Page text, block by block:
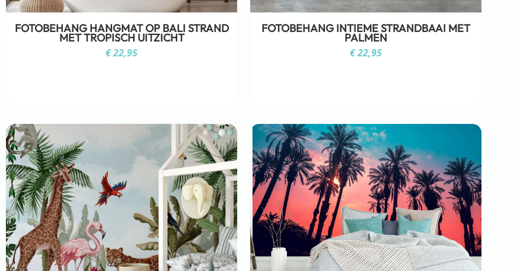
FOTOBEHANG HANGMAT OP BALI STRAND
MET TROPISCH UITZICHT
€22,95
FOTOBEHANG INTIEME STRANDBAAI MET
PALMEN
€22,95